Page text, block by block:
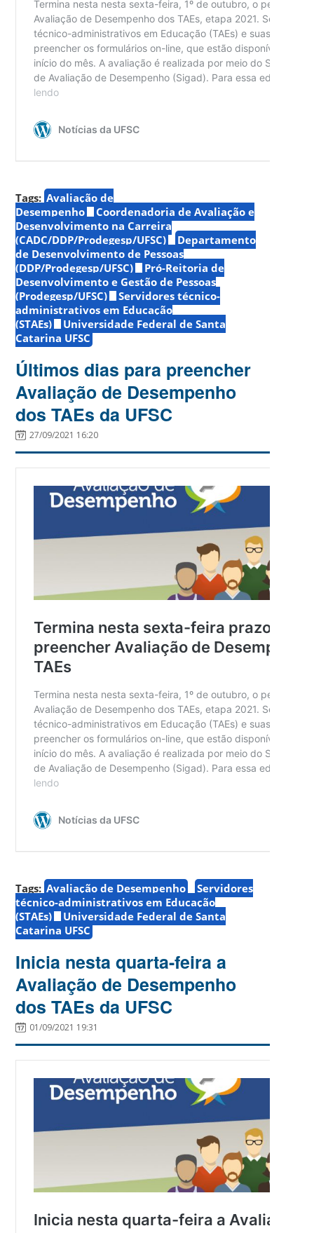
Tags: Avaliação de
Desempenho
Coordenadoria de Avaliação e
Desenvolvimento na Carreira
(CADC/DDP/Prodegesp/UFSC)
Departamento
de Desenvolvimento de Pessoas
(DDP/Prodegesp/UFSC)
Pró-Reitoria de
Desenvolvimento e Gestão de Pessoas
(Prodegesp/UFSC)
Servidores técnico-
administrativos em Educação
(STAEs)
Universidade Federal de Santa
Catarina UFSC
Últimos dias para preencher
Avaliação de Desempenho
dos TAEs da UFSC
27/09/2021 16:20
Tags: Avaliação de Desempenho
Servidores
técnico-administrativos em Educação
(STAEs)
Universidade Federal de Santa
Catarina UFSC
Inicia nesta quarta-feira a
Avaliação de Desempenho
dos TAEs da UFSC
01/09/2021 19:31